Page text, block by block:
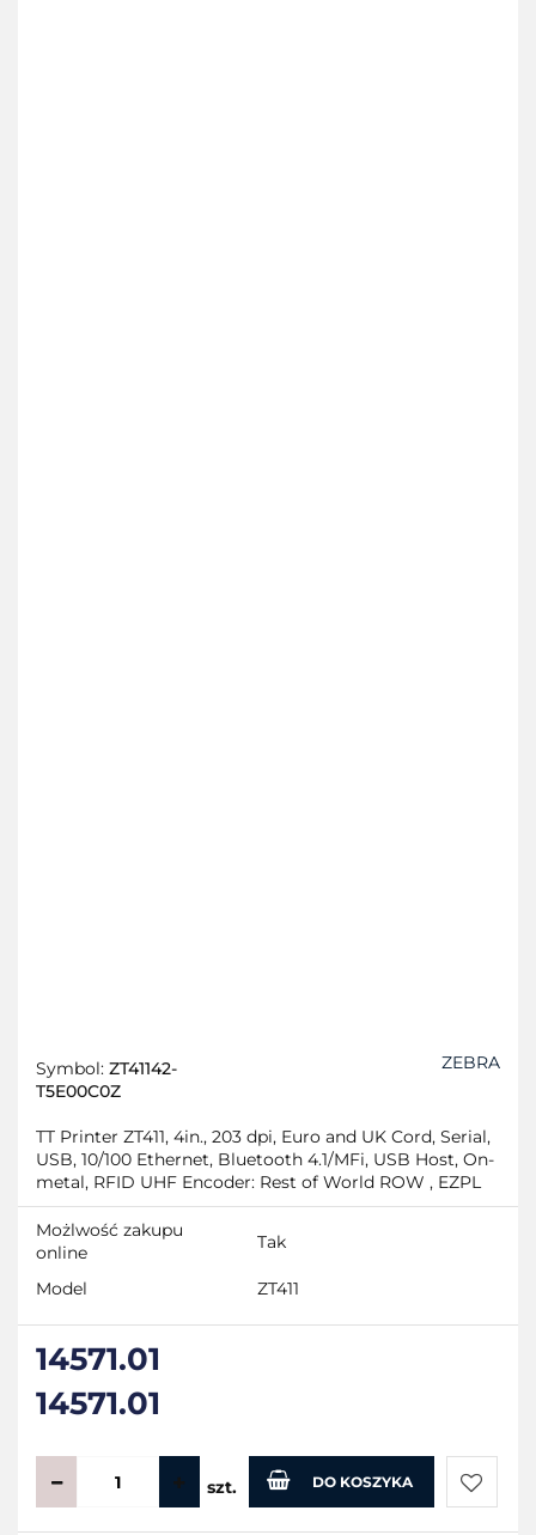
Symbol: ZT41142-
T5E00C0Z
ZEBRA
TT Printer ZT411, 4in., 203 dpi, Euro and UK Cord, Serial,
USB, 10/100 Ethernet, Bluetooth 4.1/MFi, USB Host, On-
metal, RFID UHF Encoder: Rest of World ROW , EZPL
Możlwość zakupu
online
Tak
Model ZT411
14571.01
14571.01
szt. DO KOSZYKA